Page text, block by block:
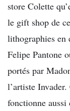
store Colette
le gift shop de
lithographies en
Felipe Pantone
portés par
l’artiste
fonctionne aussi